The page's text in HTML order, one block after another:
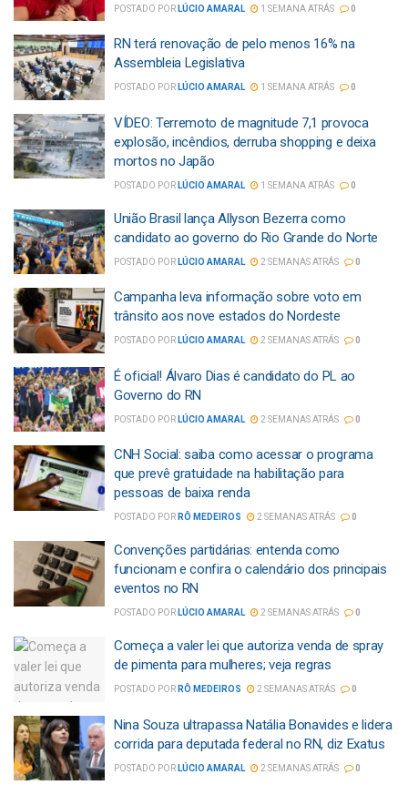
POSTADO POR LÚCIO AMARAL 1 SEMANA ATRÁS 0
RN terá renovação de pelo menos 16% na
Assembleia Legislativa
POSTADO POR LÚCIO AMARAL 1 SEMANA ATRÁS 0
VÍDEO: Terremoto de magnitude 7,1 provoca
explosão, incêndios, derruba shopping e deixa
mortos no Japão
POSTADO POR LÚCIO AMARAL 1 SEMANA ATRÁS 0
União Brasil lança Allyson Bezerra como
candidato ao governo do Rio Grande do Norte
POSTADO POR LÚCIO AMARAL 2 SEMANAS ATRÁS 0
Campanha leva informação sobre voto em
trânsito aos nove estados do Nordeste
POSTADO POR LÚCIO AMARAL 2 SEMANAS ATRÁS 0
É oficial! Álvaro Dias é candidato do PL ao
Governo do RN
POSTADO POR LÚCIO AMARAL 2 SEMANAS ATRÁS 0
CNH Social: saiba como acessar o programa
que prevê gratuidade na habilitação para
pessoas de baixa renda
POSTADO POR RÔ MEDEIROS 2 SEMANAS ATRÁS 0
Convenções partidárias: entenda como
funcionam e confira o calendário dos principais
eventos no RN
POSTADO POR LÚCIO AMARAL 2 SEMANAS ATRÁS 0
Começa a valer lei que autoriza venda de spray
de pimenta para mulheres; veja regras
POSTADO POR RÔ MEDEIROS 2 SEMANAS ATRÁS 0
Nina Souza ultrapassa Natália Bonavides e lidera
corrida para deputada federal no RN, diz Exatus
POSTADO POR LÚCIO AMARAL 2 SEMANAS ATRÁS 0